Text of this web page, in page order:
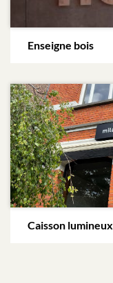
Enseigne bois
Caisson lumineux